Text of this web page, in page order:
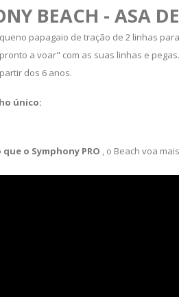
BEACH - ASA
papagaio de tração de 2 linhas
a voar" com as suas linhas e pegas.
dos 6 anos.
único:
o Symphony PRO , o Beach voa